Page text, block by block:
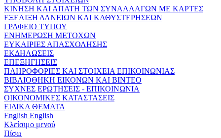
ΚΙΝΗΣΗ ΚΑΙ ΑΠΑΤΗ ΤΩΝ ΣΥΝΑΛΛΑΓΩΝ ΜΕ ΚΑΡΤΕΣ
ΕΞΕΛΙΞΗ ΔΑΝΕΙΩΝ ΚΑΙ ΚΑΘΥΣΤΕΡΗΣΕΩΝ
ΓΡΑΦΕΙΟ ΤΥΠΟΥ
ΕΝΗΜΕΡΩΣΗ ΜΕΤΟΧΩΝ
ΕΥΚΑΙΡΙΕΣ ΑΠΑΣΧΟΛΗΣΗΣ
ΕΚΔΗΛΩΣΕΙΣ
ΕΠΕΞΗΓΗΣΕΙΣ
ΠΛΗΡΟΦΟΡΙΕΣ ΚΑΙ ΣΤΟΙΧΕΙΑ ΕΠΙΚΟΙΝΩΝΙΑΣ
ΒΙΒΛΙΟΘΗΚΗ ΕΙΚΟΝΩΝ ΚΑΙ ΒΙΝΤΕΟ
ΣΥΧΝΕΣ ΕΡΩΤΗΣΕΙΣ - ΕΠΙΚΟΙΝΩΝΙΑ
ΟΙΚΟΝΟΜΙΚΕΣ ΚΑΤΑΣΤΑΣΕΙΣ
ΕΙΔΙΚΑ ΘΕΜΑΤΑ
English English
Κλείσιμο μενού
Πίσω